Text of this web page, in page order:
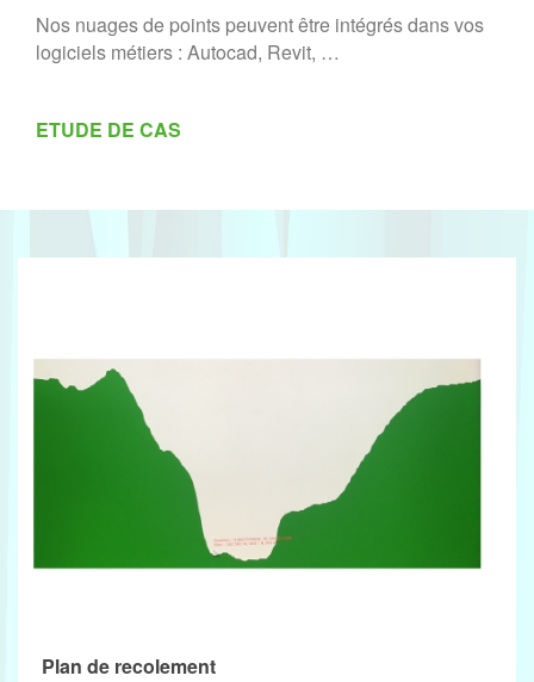
Nos nuages de points peuvent être intégrés dans vos
logiciels métiers : Autocad, Revit, …
ETUDE DE CAS
Plan de recolement